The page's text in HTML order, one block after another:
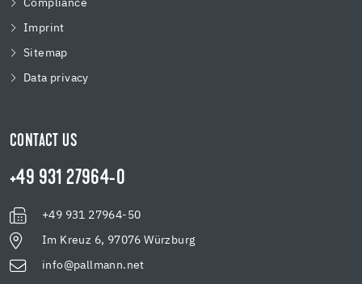
Compliance
Imprint
Sitemap
Data privacy
CONTACT US
+49 931 27964-0
+49 931 27964-50
Im Kreuz 6, 97076 Würzburg
info@pallmann.net